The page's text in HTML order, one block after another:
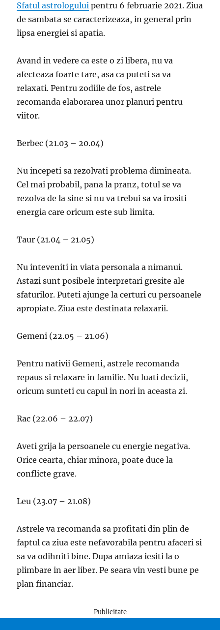
Sfatul astrologului pentru 6 februarie 2021. Ziua
de sambata se caracterizeaza, in general prin
lipsa energiei si apatia.
Avand in vedere ca este o zi libera, nu va
afecteaza foarte tare, asa ca puteti sa va
relaxati. Pentru zodiile de fos, astrele
recomanda elaborarea unor planuri pentru
viitor.
Berbec (21.03 – 20.04)
Nu incepeti sa rezolvati problema dimineata.
Cel mai probabil, pana la pranz, totul se va
rezolva de la sine si nu va trebui sa va irositi
energia care oricum este sub limita.
Taur (21.04 – 21.05)
Nu inteveniti in viata personala a nimanui.
Astazi sunt posibele interpretari gresite ale
sfaturilor. Puteti ajunge la certuri cu persoanele
apropiate. Ziua este destinata relaxarii.
Gemeni (22.05 – 21.06)
Pentru nativii Gemeni, astrele recomanda
repaus si relaxare in familie. Nu luati decizii,
oricum sunteti cu capul in nori in aceasta zi.
Rac (22.06 – 22.07)
Aveti grija la persoanele cu energie negativa.
Orice cearta, chiar minora, poate duce la
conflicte grave.
Leu (23.07 – 21.08)
Astrele va recomanda sa profitati din plin de
faptul ca ziua este nefavorabila pentru afaceri si
sa va odihniti bine. Dupa amiaza iesiti la o
plimbare in aer liber. Pe seara vin vesti bune pe
plan financiar.
Publicitate